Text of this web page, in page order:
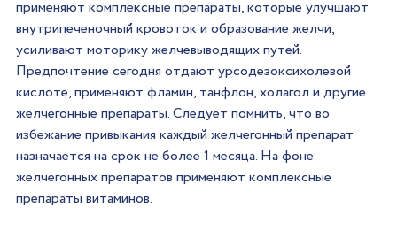
применяют комплексные препараты, которые улучшают
внутрипеченочный кровоток и образование желчи,
усиливают моторику желчевыводящих путей.
Предпочтение сегодня отдают урсодезоксихолевой
кислоте, применяют фламин, танфлон, холагол и другие
желчегонные препараты. Следует помнить, что во
избежание привыкания каждый желчегонный препарат
назначается на срок не более 1 месяца. На фоне
желчегонных препаратов применяют комплексные
препараты витаминов.